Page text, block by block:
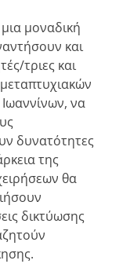
μοναδική
και
τριες και
να
δυνατότητες
της
θα
δικτύωσης